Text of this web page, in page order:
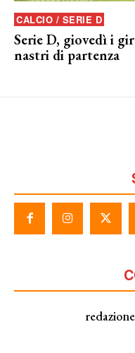
CALCIO / SERIE D
Serie D, giovedì i
nastri di partenza